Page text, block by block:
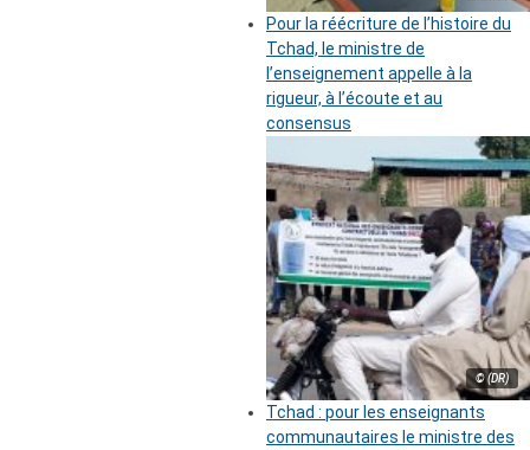
Pour la réécriture de l’histoire du
Tchad, le ministre de
l’enseignement appelle à la
rigueur, à l’écoute et au
consensus
© (DR)
Tchad : pour les enseignants
communautaires le ministre des